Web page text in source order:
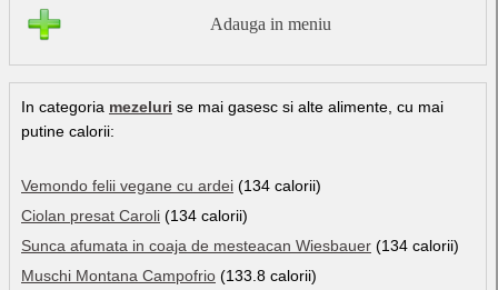
Adauga in meniu
In categoria mezeluri se mai gasesc si alte alimente, cu mai
putine calorii:
Vemondo felii vegane cu ardei (134 calorii)
Ciolan presat Caroli (134 calorii)
Sunca afumata in coaja de mesteacan Wiesbauer (134 calorii)
Muschi Montana Campofrio (133.8 calorii)